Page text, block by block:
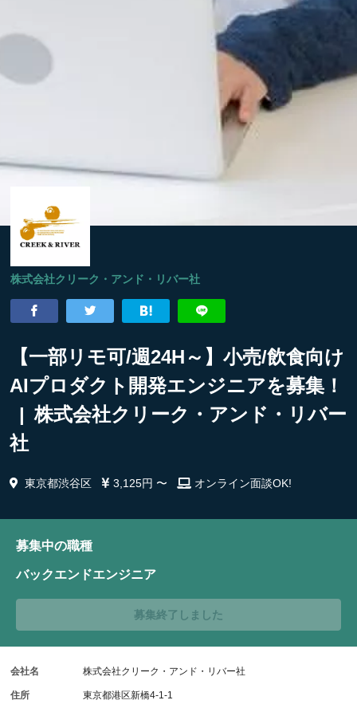
株式会社クリーク・アンド・リバー社
【一部リモ可/週24H～】小売/飲食向け
AIプロダクト開発エンジニアを募集！
| 株式会社クリーク・アンド・リバー
社
東京都渋谷区 3,125円 〜 オンライン面談OK!
募集中の職種
バックエンドエンジニア
募集終了しました
会社名 株式会社クリーク・アンド・リバー社
住所
東京都港区新橋4-1-1